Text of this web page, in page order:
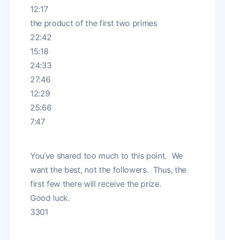
12:17
the product of the first two primes
22:42
15:18
24:33
27:46
12:29
25:66
7:47
You’ve shared too much to this point. We
want the best, not the followers. Thus, the
first few there will receive the prize.
Good luck.
3301